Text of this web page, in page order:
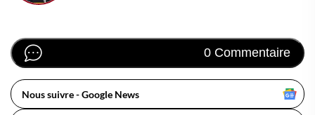
0 Commentaire
Nous suivre - Google News